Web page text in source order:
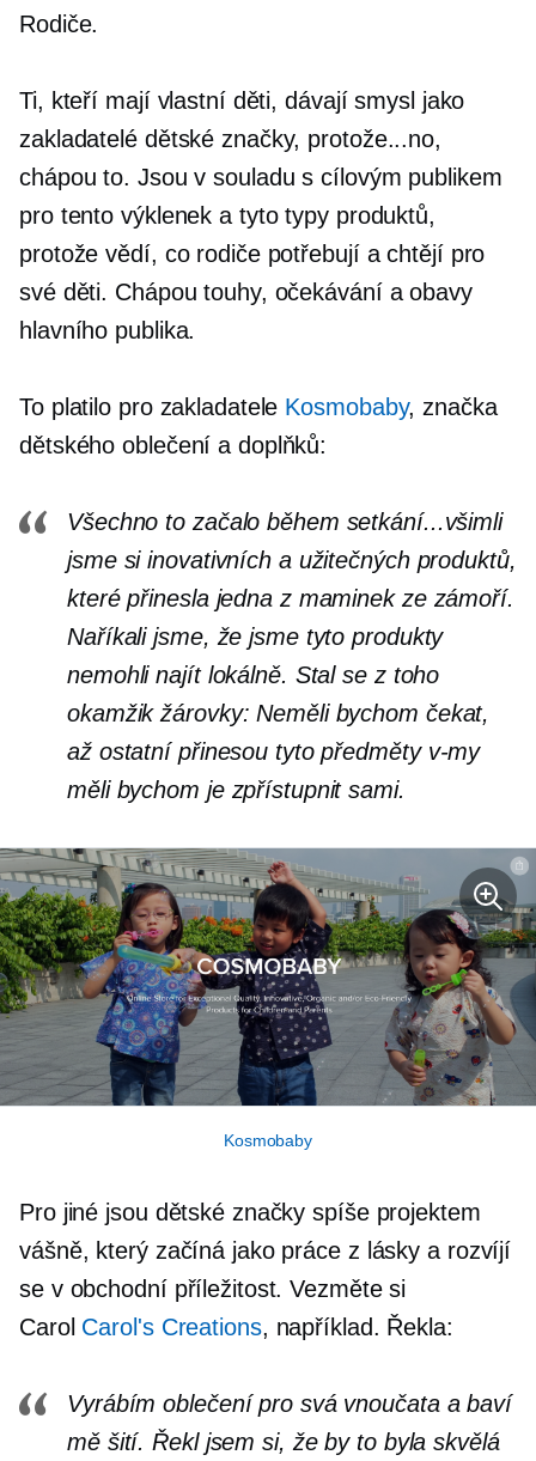
Rodiče.
Ti, kteří mají vlastní děti, dávají smysl jako
zakladatelé dětské značky, protože...no,
chápou to. Jsou v souladu s cílovým publikem
pro tento výklenek a tyto typy produktů,
protože vědí, co rodiče potřebují a chtějí pro
své děti. Chápou touhy, očekávání a obavy
hlavního publika.
To platilo pro zakladatele Kosmobaby, značka
dětského oblečení a doplňků:
Všechno to začalo během setkání...všimli
jsme si inovativních a užitečných produktů,
které přinesla jedna z maminek ze zámoří.
Naříkali jsme, že jsme tyto produkty
nemohli najít lokálně. Stal se z toho
okamžik žárovky: Neměli bychom čekat,
až ostatní přinesou tyto předměty v-my
měli bychom je zpřístupnit sami.
Kosmobaby
Pro jiné jsou dětské značky spíše projektem
vášně, který začíná jako práce z lásky a rozvíjí
se v obchodní příležitost. Vezměte si
Carol Carol's Creations, například. Řekla:
Vyrábím oblečení pro svá vnoučata a baví
mě šití. Řekl jsem si, že by to byla skvělá